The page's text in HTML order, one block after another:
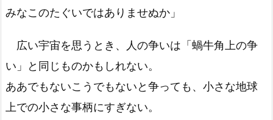
みなこのたぐいではありませぬか」
広い宇宙を思うとき、人の争いは「蝸牛角上の争
い」と同じものかもしれない。
ああでもないこうでもないと争っても、小さな地球
上での小さな事柄にすぎない。